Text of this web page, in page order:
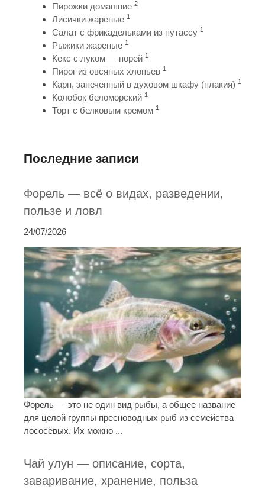
Пирожки домашние 2
Лисички жареные 1
Салат с фрикадельками из путассу 1
Рыжики жареные 1
Кекс с луком — порей 1
Пирог из овсяных хлопьев 1
Карп, запеченный в духовом шкафу (плакия) 1
Колобок беломорский 1
Торт с белковым кремом 1
Последние записи
Форель — всё о видах, разведении,
пользе и ловл
24/07/2026
Форель — это не один вид рыбы, а общее название
для целой группы пресноводных рыб из семейства
лососёвых. Их можно ...
Чай улун — описание, сорта,
заваривание, хранение, польза